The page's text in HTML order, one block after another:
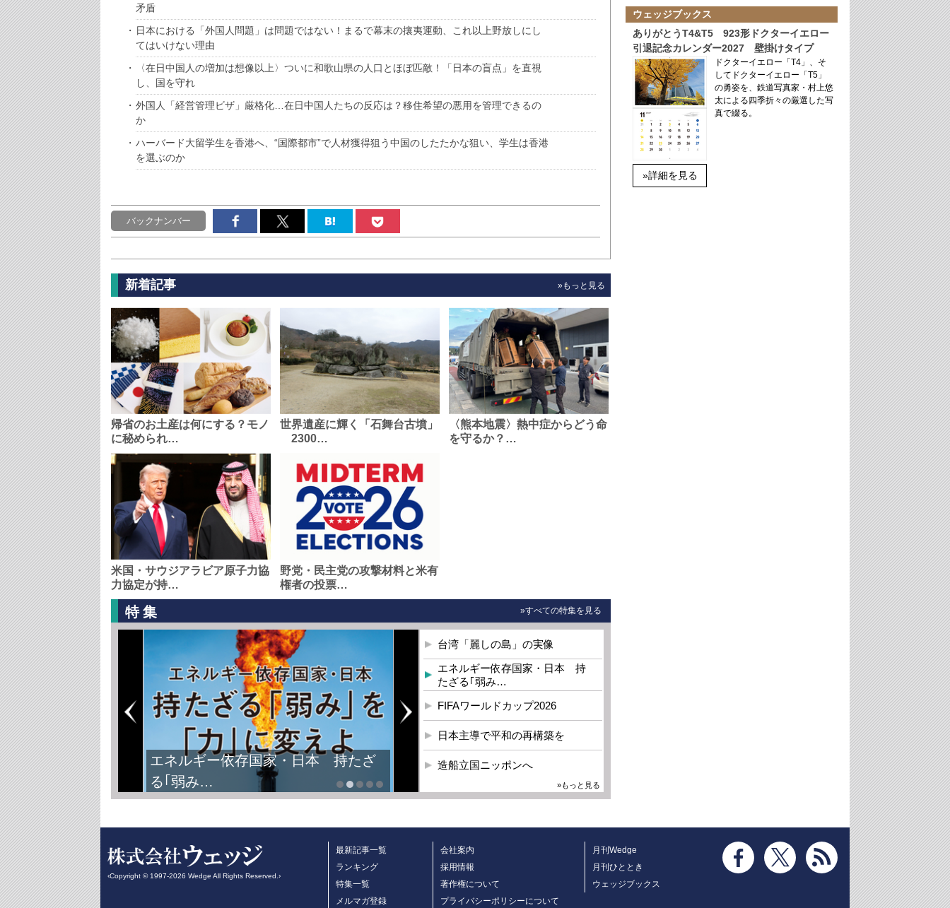
矛盾
日本における「外国人問題」は問題ではない！まるで幕末の攘夷運動、これ以上野放しにし
てはいけない理由
〈在日中国人の増加は想像以上〉ついに和歌山県の人口とほぼ匹敵！「日本の盲点」を直視
し、国を守れ
外国人「経営管理ビザ」厳格化…在日中国人たちの反応は？移住希望の悪用を管理できるの
か
ハーバード大留学生を香港へ、“国際都市”で人材獲得狙う中国のしたたかな狙い、学生は香港
を選ぶのか
バックナンバー
新着記事 »もっと見る
帰省のお土産は何にする？モノ
に秘められ…
世界遺産に輝く「石舞台古墳」
2300…
〈熊本地震〉熱中症からどう命
を守るか？…
米国・サウジアラビア原子力協
力協定が持…
野党・民主党の攻撃材料と米有
権者の投票…
特集 »すべての特集を見る
エネルギー依存国家・日本 持たざ
る｢弱み…
台湾「麗しの島」の実像
エネルギー依存国家・日本 持
たざる｢弱み…
FIFAワールドカップ2026
日本主導で平和の再構築を
造船立国ニッポンへ
»もっと見る
ウェッジブックス
ありがとうT4&T5 923形ドクターイエロー
引退記念カレンダー2027 壁掛けタイプ
»詳細を見る
ドクターイエロー「T4」、そ
してドクターイエロー「T5」
の勇姿を、鉄道写真家・村上悠
太による四季折々の厳選した写
真で綴る。
‹Copyright © 1997-2026 Wedge All Rights Reserved.›
最新記事一覧
ランキング
特集一覧
メルマガ登録
会社案内
採用情報
著作権について
プライバシーポリシーについて
月刊Wedge
月刊ひととき
ウェッジブックス